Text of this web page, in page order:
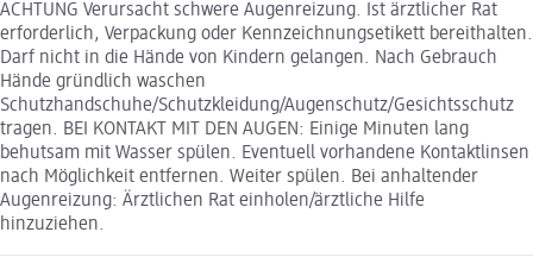
ACHTUNG Verursacht schwere Augenreizung. Ist ärztlicher Rat
erforderlich, Verpackung oder Kennzeichnungsetikett bereithalten.
Darf nicht in die Hände von Kindern gelangen. Nach Gebrauch
Hände gründlich waschen
Schutzhandschuhe/Schutzkleidung/Augenschutz/Gesichtsschutz
tragen. BEI KONTAKT MIT DEN AUGEN: Einige Minuten lang
behutsam mit Wasser spülen. Eventuell vorhandene Kontaktlinsen
nach Möglichkeit entfernen. Weiter spülen. Bei anhaltender
Augenreizung: Ärztlichen Rat einholen/ärztliche Hilfe
hinzuziehen.